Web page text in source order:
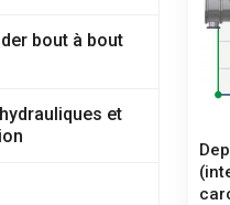
bout à bout
et